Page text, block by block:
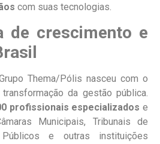
com suas tecnologias.
de crescimento e
Thema/Pólis nasceu com o
da gestão pública.
profissionais especializados e
Municipais, Tribunais de
e outras instituições